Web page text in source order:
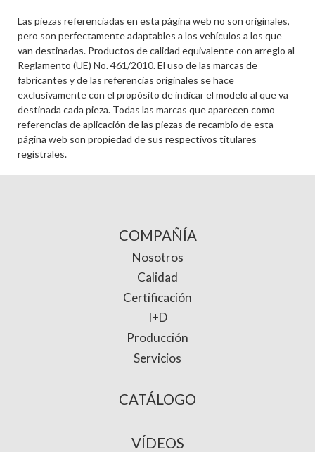
Las piezas referenciadas en esta página web no son originales,
pero son perfectamente adaptables a los vehículos a los que
van destinadas. Productos de calidad equivalente con arreglo al
Reglamento (UE) No. 461/2010. El uso de las marcas de
fabricantes y de las referencias originales se hace
exclusivamente con el propósito de indicar el modelo al que va
destinada cada pieza. Todas las marcas que aparecen como
referencias de aplicación de las piezas de recambio de esta
página web son propiedad de sus respectivos titulares
registrales.
COMPAÑÍA
Nosotros
Calidad
Certificación
I+D
Producción
Servicios
CATÁLOGO
VÍDEOS